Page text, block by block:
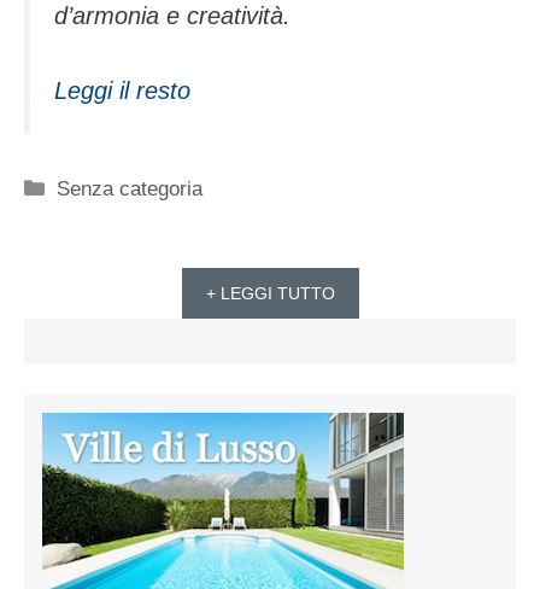
d’armonia e creatività.
Leggi il resto
Categorie
Senza categoria
+ LEGGI TUTTO